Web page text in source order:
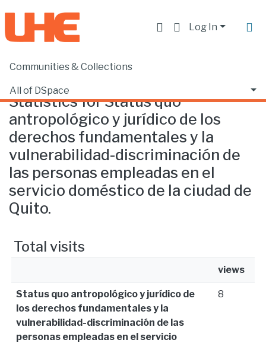
Log In
Communities & Collections
All of DSpace
Home Statistics
Statistics for Status quo
antropológico y jurídico de los
derechos fundamentales y la
vulnerabilidad-discriminación de
las personas empleadas en el
servicio doméstico de la ciudad de
Quito.
Total visits
views
Status quo antropológico y jurídico de
los derechos fundamentales y la
vulnerabilidad-discriminación de las
personas empleadas en el servicio
8